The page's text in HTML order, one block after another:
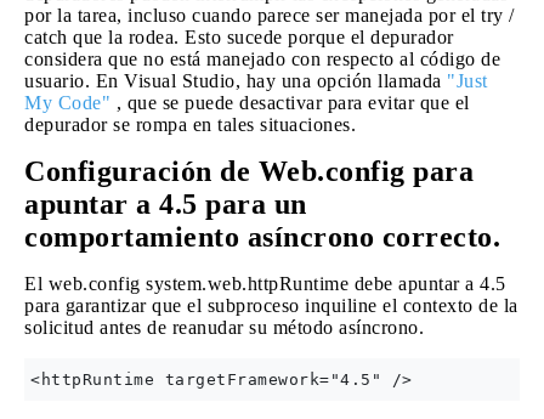
por la tarea, incluso cuando parece ser manejada por el try /
catch que la rodea. Esto sucede porque el depurador
considera que no está manejado con respecto al código de
usuario. En Visual Studio, hay una opción llamada "Just
My Code" , que se puede desactivar para evitar que el
depurador se rompa en tales situaciones.
Configuración de Web.config para
apuntar a 4.5 para un
comportamiento asíncrono correcto.
El web.config system.web.httpRuntime debe apuntar a 4.5
para garantizar que el subproceso inquiline el contexto de la
solicitud antes de reanudar su método asíncrono.